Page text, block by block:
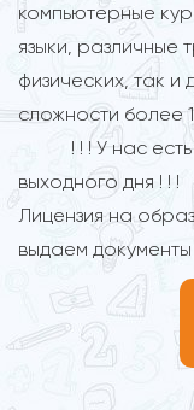
компьютерные
языки, различные
физических, так
сложности более
! ! ! У нас есть
выходного дня ! ! !
Лицензия на
выдаем